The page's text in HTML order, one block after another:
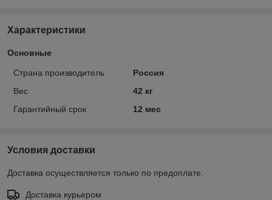
Характеристики
Основные
Страна производитель
Россия
Вес
42 кг
Гарантийный срок
12 мес
Условия доставки
Доставка осуществляется только по предоплате.
Доставка курьером